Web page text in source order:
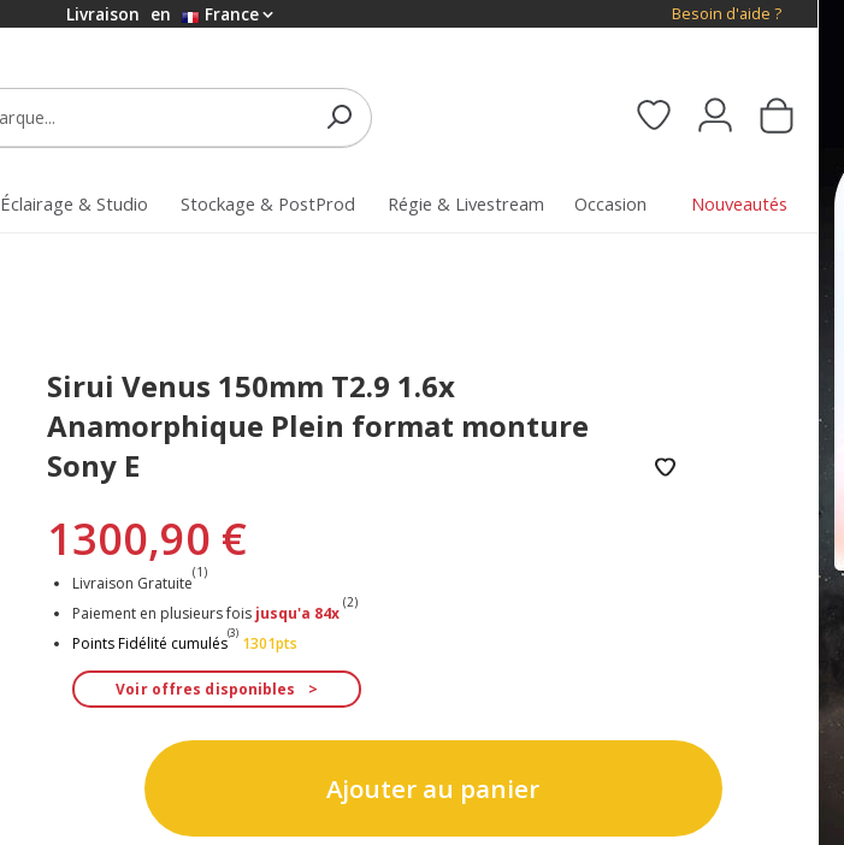
Livraison en France Besoin d'aide ?
Éclairage & Studio Stockage & PostProd Régie & Livestream Occasion Nouveautés
Sirui Venus 150mm T2.9 1.6x
Anamorphique Plein format monture
Sony E
1300,90 €
Livraison Gratuite
(1)
Paiement en plusieurs fois jusqu'a 84x
(2)
Points Fidélité cumulés
(3)
1301pts
Voir offres disponibles
Ajouter au panier